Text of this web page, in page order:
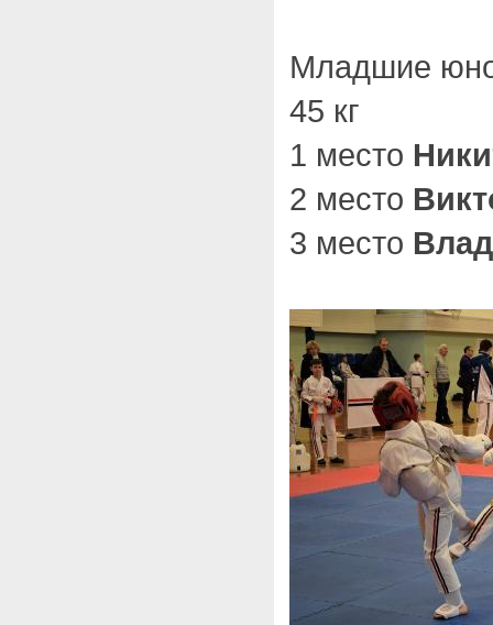
Младшие
45 кг
1 место
2 место
3 место